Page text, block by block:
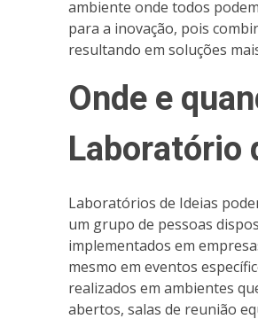
ambiente onde todos
para a inovação, pois
resultando em soluções
Onde e
Laboratório
Laboratórios de Ideias
um grupo de pessoas
implementados em
mesmo em eventos
realizados em ambientes
abertos, salas de reunião